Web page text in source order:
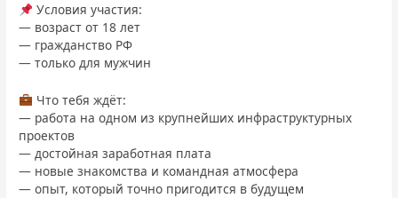
Условия участия:
— возраст от 18 лет
— гражданство РФ
— только для мужчин
Что тебя ждёт:
— работа на одном из крупнейших инфраструктурных
проектов
— достойная заработная плата
— новые знакомства и командная атмосфера
— опыт, который точно пригодится в будущем